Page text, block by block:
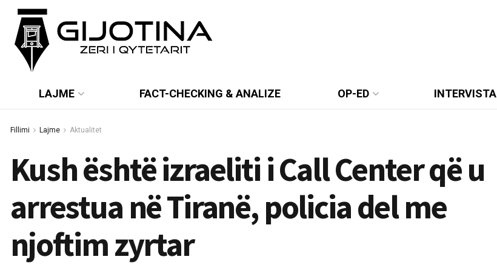
LAJME FACT-CHECKING & ANALIZE OP-ED INTERVISTA
Fillimi Lajme Aktualitet
Kush është izraeliti i Call Center që u
arrestua në Tiranë, policia del me
njoftim zyrtar